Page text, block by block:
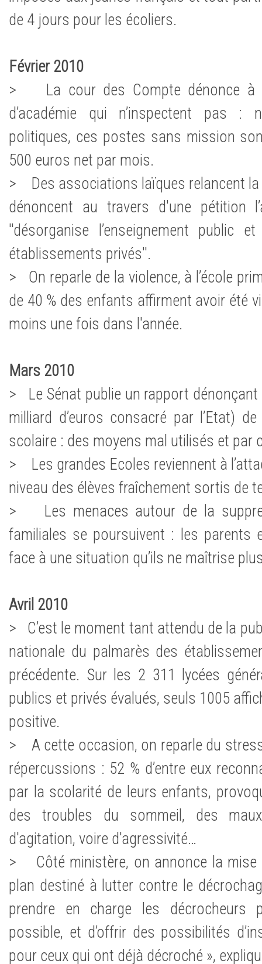
de 4 jours pour les écoliers.
Février 2010
> La cour des Compte dénonce à
d’académie qui n’inspectent pas :
politiques, ces postes sans mission
500 euros net par mois.
> Des associations laïques relancent la
dénoncent au travers d'une pétition
''désorganise l’enseignement public
établissements privés''.
> On reparle de la violence, à l’école
de 40 % des enfants affirment avoir été
moins une fois dans l'année.
Mars 2010
> Le Sénat publie un rapport dénonçant
milliard d’euros consacré par l’Etat)
scolaire : des moyens mal utilisés et par
> Les grandes Ecoles reviennent à
niveau des élèves fraîchement sortis de
> Les menaces autour de la
familiales se poursuivent : les parents
face à une situation qu’ils ne maîtrise
Avril 2010
> C’est le moment tant attendu de la
nationale du palmarès des
précédente. Sur les 2 311 lycées
publics et privés évalués, seuls 1005
positive.
> A cette occasion, on reparle du
répercussions : 52 % d’entre eux
par la scolarité de leurs enfants,
des troubles du sommeil, des
d'agitation, voire d'agressivité…
> Côté ministère, on annonce la mise
plan destiné à lutter contre le
prendre en charge les
possible, et d’offrir des possibilités
pour ceux qui ont déjà décroché »,